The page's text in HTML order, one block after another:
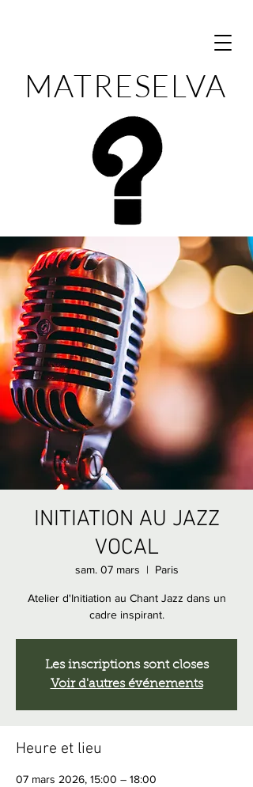
MATRESELVA
INITIATION AU JAZZ
VOCAL
sam. 07 mars
  |
Paris
Atelier d'Initiation au Chant Jazz dans un
cadre inspirant.
Les inscriptions sont closes
Voir d'autres événements
Heure et lieu
07 mars 2026, 15:00 – 18:00